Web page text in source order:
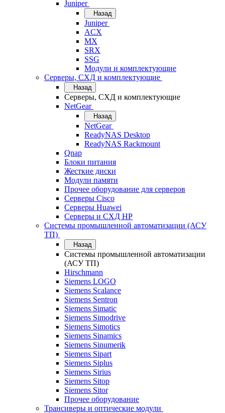
Juniper
Назад
Juniper
ACX
MX
SRX
SSG
Модули и комплектующие
Серверы, СХД и комплектующие
Назад
Серверы, СХД и комплектующие
NetGear
Назад
NetGear
ReadyNAS Desktop
ReadyNAS Rackmount
Qnap
Блоки питания
Жесткие диски
Модули памяти
Прочее оборудование для серверов
Серверы Cisco
Серверы Huawei
Серверы и СХД HP
Системы промышленной автоматизации (АСУ
ТП)
Назад
Системы промышленной автоматизации
(АСУ ТП)
Hirschmann
Siemens LOGO
Siemens Scalance
Siemens Sentron
Siemens Simatic
Siemens Simodrive
Siemens Simotics
Siemens Sinamics
Siemens Sinumerik
Siemens Sipart
Siemens Siplus
Siemens Sirius
Siemens Sitop
Siemens Sitor
Прочее оборудование
Трансиверы и оптические модули